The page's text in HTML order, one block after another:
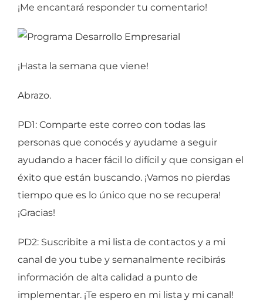
¡Me encantará responder tu comentario!
¡Hasta la semana que viene!
Abrazo.
PD1: Comparte este correo con todas las
personas que conocés y ayudame a seguir
ayudando a hacer fácil lo difícil y que consigan el
éxito que están buscando. ¡Vamos no pierdas
tiempo que es lo único que no se recupera!
¡Gracias!
PD2: Suscribite a mi lista de contactos y a mi
canal de you tube y semanalmente recibirás
información de alta calidad a punto de
implementar. ¡Te espero en mi lista y mi canal!